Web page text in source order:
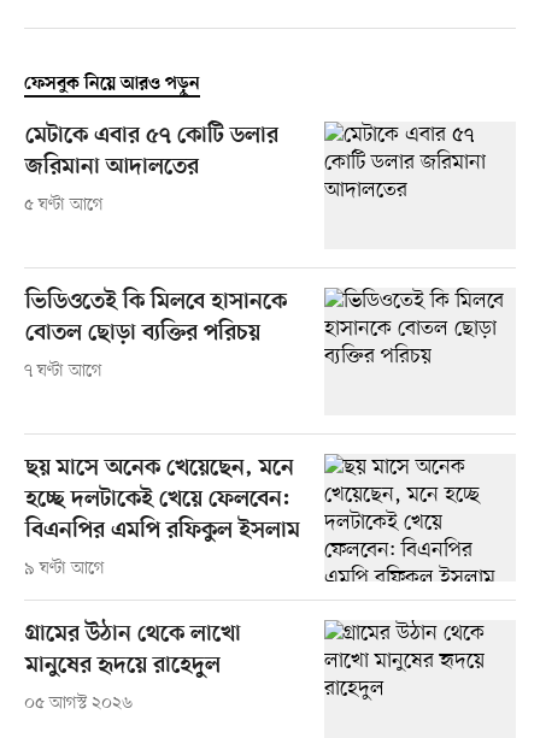
ফেসবুক নিয়ে আরও পড়ুন
মেটাকে এবার ৫৭ কোটি ডলার
জরিমানা আদালতের
৫ ঘণ্টা আগে
ভিডিওতেই কি মিলবে হাসানকে
বোতল ছোড়া ব্যক্তির পরিচয়
৭ ঘণ্টা আগে
ছয় মাসে অনেক খেয়েছেন, মনে
হচ্ছে দলটাকেই খেয়ে ফেলবেন:
বিএনপির এমপি রফিকুল ইসলাম
৯ ঘণ্টা আগে
গ্রামের উঠান থেকে লাখো
মানুষের হৃদয়ে রাহেদুল
০৫ আগস্ট ২০২৬